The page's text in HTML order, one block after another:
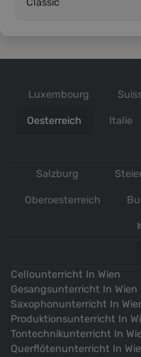
Luxembourg
Oesterreich Italie
Salzburg
Oberoesterreich
Cellounterricht In Wien
Gesangsunterricht In Wien
Saxophonunterricht In
Produktionsunterricht In
Tontechnikunterricht In
Querflötenunterricht In